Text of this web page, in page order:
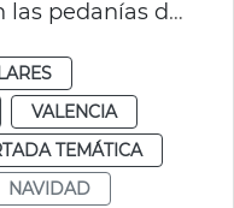
Actividades Navidad en las pedanías de València
VALENCIA
TEMÁTICA
NAVIDAD